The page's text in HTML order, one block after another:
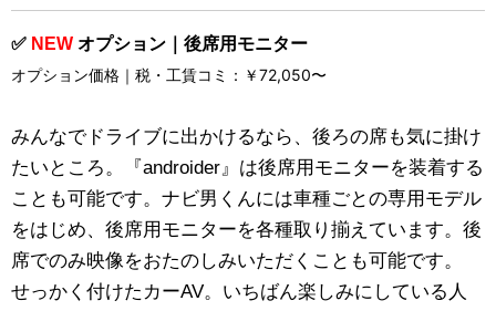
✅ NEW オプション｜後席用モニター
オプション価格｜税・工賃コミ：￥72,050〜
みんなでドライブに出かけるなら、後ろの席も気に掛け
たいところ。『androider』は後席用モニターを装着する
ことも可能です。ナビ男くんには車種ごとの専用モデル
をはじめ、後席用モニターを各種取り揃えています。後
席でのみ映像をおたのしみいただくことも可能です。
せっかく付けたカーAV。いちばん楽しみにしている人